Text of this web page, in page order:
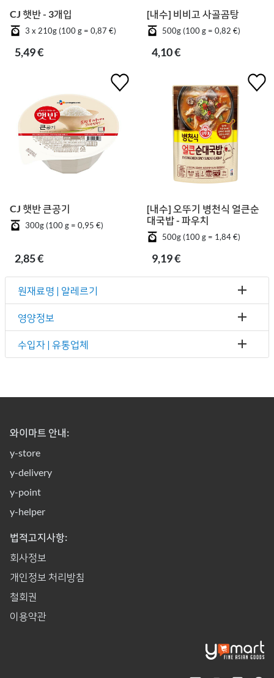
CJ 햇반 - 3개입
3 x 210g (100 g = 0,87 €)
5,49 €
[내수] 비비고 사골곰탕
500g (100 g = 0,82 €)
4,10 €
CJ 햇반 큰공기
300g (100 g = 0,95 €)
2,85 €
[내수] 오뚜기 병천식 얼큰순
대국밥 - 파우치
500g (100 g = 1,84 €)
9,19 €
원재료명 | 알레르기
영양정보
수입자 | 유통업체
와이마트 안내:
y-store
y-delivery
y-point
y-helper
법적고지사항:
회사정보
개인정보 처리방침
철회권
이용약관